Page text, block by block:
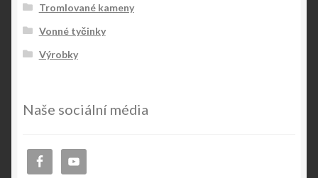
Tromlované kameny
Vonné tyčinky
Výrobky
Naše sociální média